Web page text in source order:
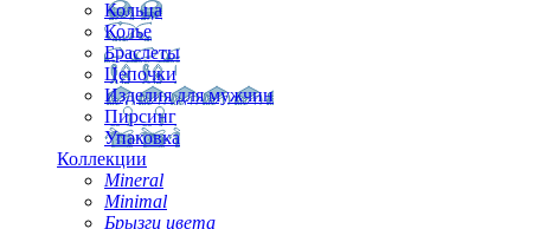
Кольца
Колье
Браслеты
Цепочки
Изделия для мужчин
Пирсинг
Упаковка
Коллекции
Mineral
Minimal
Брызги цвета